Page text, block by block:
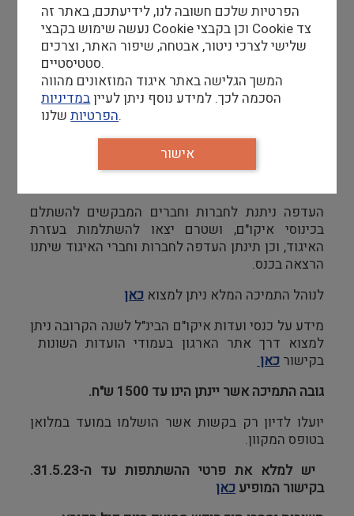
חברות וחברי האיגוד על פתיחת הרישום לבקשות
תמיכה בהשתלמות מקצועית לשנת 2023.
האיגוד מקצה לחברות וחברי האיגוד תמיכה
להשתתפות בכנסים מקצועיים, בתמורה לייצוג הולם
של האיגוד ומטרותיו בכנסים אלו, וכן, תיעוד ודיווח
רק חברות וחברי איגוד שהינם חברי איגוד ואיקו"ם
ישראל שלוש שנים רצופות זכאים להגיש בקשה
העדפה ניתנת לחברות וחברים המבקשים להשתלם
בכינוסי איקו"ם, ושטרם יצאו להשתלמות בעזרת
האיגוד, וכן תינתן העדפה לחברות וחברי האיגוד שיתנו
הרצאה בכנס.
לנוהל התמיכה המלא ניתן למצוא כאן
מידע על כנסי ועדות איקו"ם הבינ"ל לשנה הקרובה ניתן
למצוא דרך אתר הארגון בעמודי הועדות השונות
בקישור כאן
גובה התמיכה אשר יינתן הינו עד 1500 ש"ח.
יועלו לדיון רק בקשות אשר הושלמו במועד במלואן
בטופס המקוון.
יש למלא את פרטי ההשתתפות עד ה-31.5.23.
בקישור המופיע כאן
הפרטיות שלכם חשובה לנו, לידיעתכם, באתר זה
נעשה שימוש בקבצי Cookie וכן בקבצי Cookie צד
שלישי לצרכי ניטור, אבטחה, שיפור האתר, וצרכים
סטטיסטיים.
המשך הגלישה באתר איגוד המוזאונים מהווה
הסכמה לכך. למידע נוסף ניתן לעייןבמדיניות
הפרטיותשלנו.
אישור